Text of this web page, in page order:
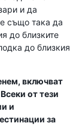
и да
също така да
до близките
до близкия
включват
от тези
и
за